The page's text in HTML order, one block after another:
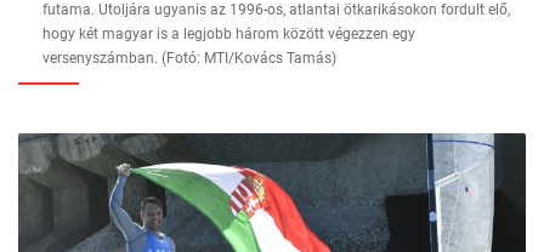
futama. Utoljára ugyanis az 1996-os, atlantai ötkarikásokon fordult elő,
hogy két magyar is a legjobb három között végezzen egy
versenyszámban. (Fotó: MTI/Kovács Tamás)